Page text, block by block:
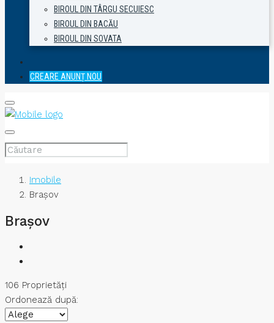
BIROUL DIN TÂRGU SECUIESC
BIROUL DIN BACĂU
BIROUL DIN SOVATA
CREARE ANUNȚ NOU
Imobile
Brașov
Brașov
106 Proprietăţi
Ordonează după: